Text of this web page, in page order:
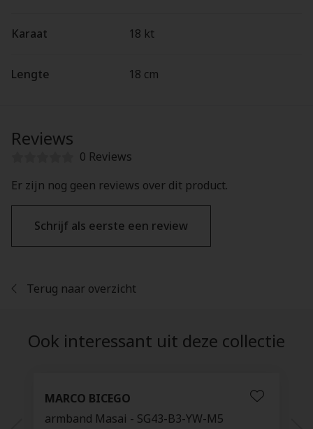
Karaat 18 kt
Lengte 18 cm
Reviews
0 Reviews
Er zijn nog geen reviews over dit product.
Schrijf als eerste een review
Terug naar overzicht
Ook interessant uit deze collectie
MARCO BICEGO
armband Masai - SG43-B3-YW-M5